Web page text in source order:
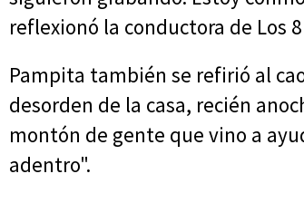
reflexionó la conductora de Los 8
Pampita también se refirió al
desorden de la casa, recién
montón de gente que vino a
adentro".